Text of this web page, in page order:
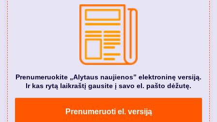
Prenumeruokite „Alytaus naujienos” elektroninę versiją.
Ir kas rytą laikraštį gausite į savo el. pašto dėžutę.
Prenumeruoti el. versiją